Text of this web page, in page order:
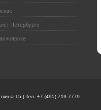
Петербурге
15 | Тел. +7 (495) 719-7779